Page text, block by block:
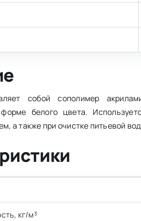
собой сополимер
форме белого цвета.
а также при очистке питьевой
кг/м³